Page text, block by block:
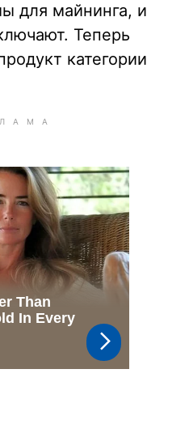
для майнинга, и
Теперь
категории